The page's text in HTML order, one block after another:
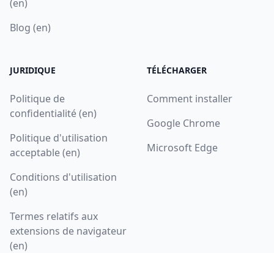
(en)
Blog (en)
JURIDIQUE
Politique de
confidentialité (en)
Politique d'utilisation
acceptable (en)
Conditions d'utilisation
(en)
Termes relatifs aux
extensions de navigateur
(en)
TÉLÉCHARGER
Comment installer
Google Chrome
Microsoft Edge